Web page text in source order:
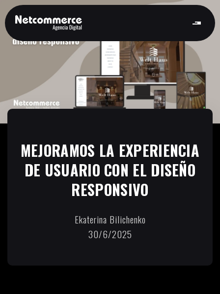
MEJORAMOS LA EXPERIENCIA
DE USUARIO CON EL DISEÑO
RESPONSIVO
Ekaterina Bilichenko
30/6/2025